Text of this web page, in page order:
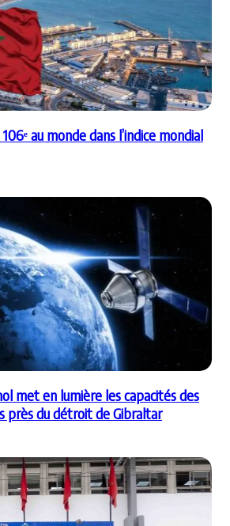
au monde dans l’indice mondial
met en lumière les capacités des
près du détroit de Gibraltar